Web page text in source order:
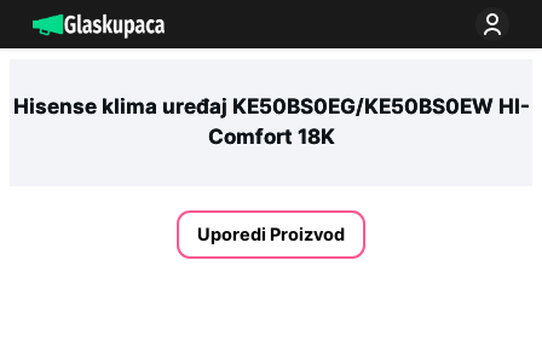
na
Hisense klima uređaj KE50BS0EG/KE50BS0EW HI-
Comfort 18K
Uporedi Proizvod